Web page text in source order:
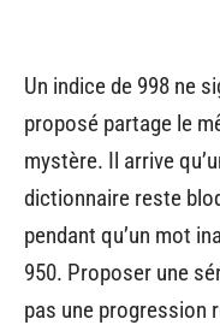
Un indice de 998 ne
proposé partage le
mystère. Il arrive
dictionnaire reste
pendant qu’un mot
950. Proposer une
pas une progression